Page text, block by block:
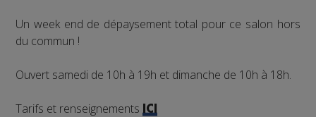
Un week end de dépaysement total pour ce salon hors
du commun !
Ouvert samedi de 10h à 19h et dimanche de 10h à 18h.
Tarifs et renseignements ICI